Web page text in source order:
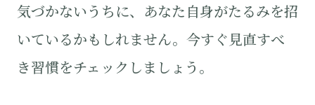
気づかないうちに、あなた自身がたるみを招
いているかもしれません。今すぐ見直すべ
き習慣をチェックしましょう。